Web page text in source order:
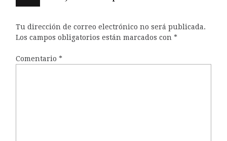
Tu dirección de correo electrónico no será publicada.
Los campos obligatorios están marcados con *
Comentario *